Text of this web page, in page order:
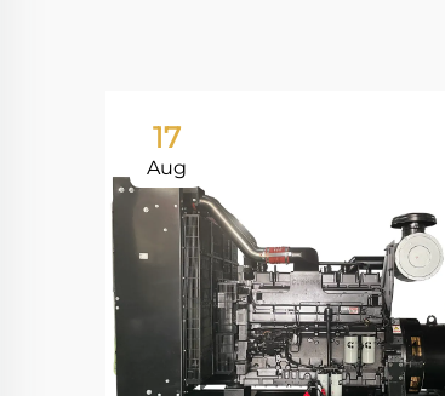
17
Aug